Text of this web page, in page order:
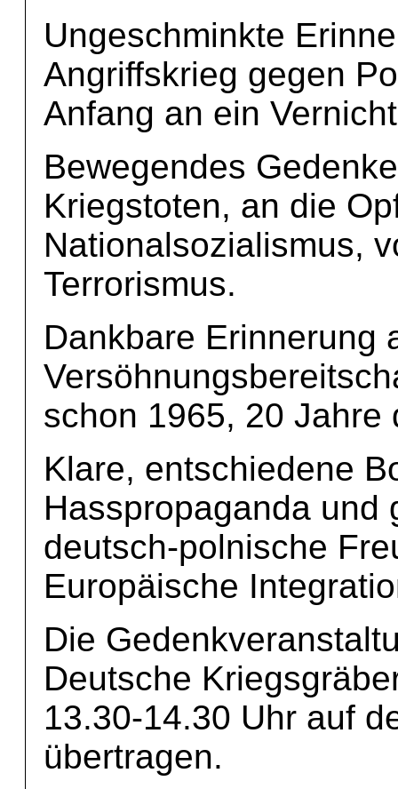
Ungeschminkte
Angriffskrieg gegen
Anfang an ein
Bewegendes
Kriegstoten, an die
Nationalsozialismus,
Terrorismus.
Dankbare Erinnerung
schon 1965, 20 Jahre
Klare, entschiedene
Hasspropaganda und
deutsch-polnische
Europäische
Die
Deutsche
13.30-14.30 Uhr auf
übertragen.